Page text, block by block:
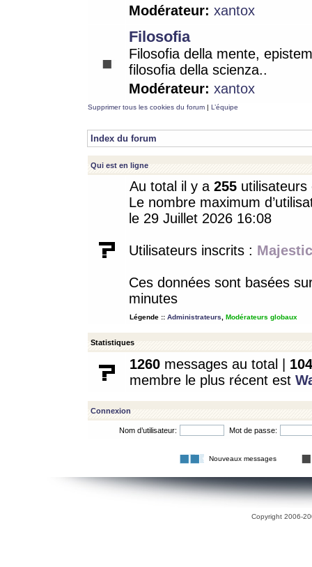
Modérateur: xantox
Filosofia
Filosofia della mente,
filosofia della scienza..
Modérateur: xantox
Supprimer tous les cookies du forum | L’équipe
Index du forum
Qui est en ligne
Au total il y a 255
Le nombre maximum
le 29 Juillet 2026 16:08
Utilisateurs inscrits :
Ces données sont basées
minutes
Légende :: Administrateurs Modérateurs globaux
Statistiques
1260 messages au total | 104
membre le plus récent est
Connexion
Nom d’utilisateur: Mot de passe:
Nouveaux messages
Copyright 2006-